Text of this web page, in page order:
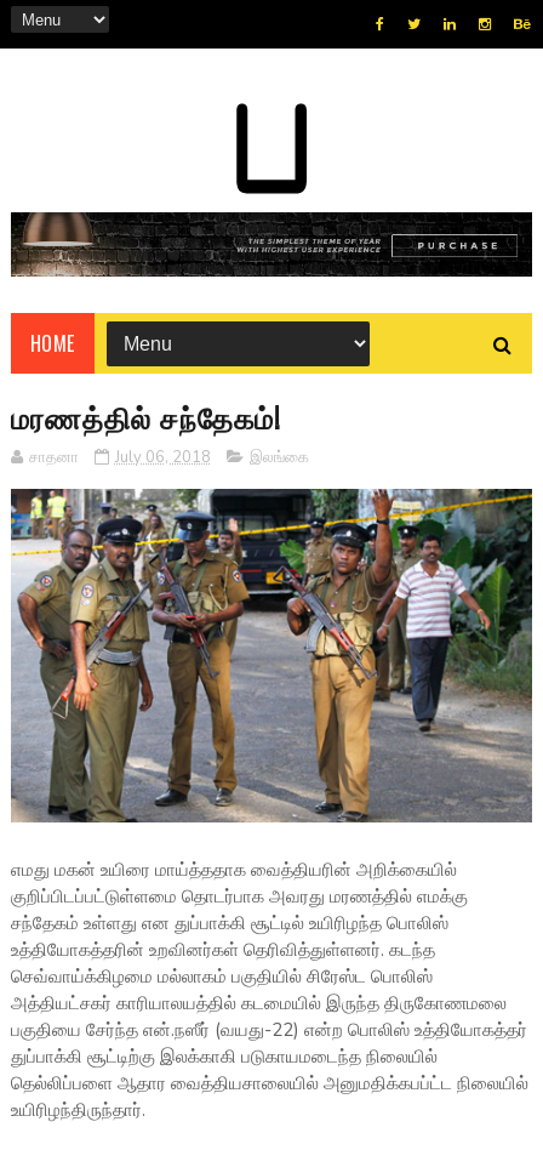
HOME
மரணத்தில் சந்தேகம்!
சாதனா July 06, 2018 இலங்கை
எமது மகன் உயிரை மாய்த்ததாக வைத்தியரின் அறிக்கையில்
குறிப்பிடப்பட்டுள்ளமை தொடர்பாக அவரது மரணத்தில் எமக்கு
சந்தேகம் உள்ளது என துப்பாக்கி சூட்டில் உயிரிழந்த பொலிஸ்
உத்தியோகத்தரின் உறவினர்கள் தெரிவித்துள்ளனர். கடந்த
செவ்வாய்க்கிழமை மல்லாகம் பகுதியில் சிரேஸ்ட பொலிஸ்
அத்தியட்சகர் காரியாலயத்தில் கடமையில் இருந்த திருகோணமலை
பகுதியை சேர்ந்த என்.நஸீர் (வயது-22) என்ற பொலிஸ் உத்தியோகத்தர்
துப்பாக்கி சூட்டிற்கு இலக்காகி படுகாயமடைந்த நிலையில்
தெல்லிப்பளை ஆதார வைத்தியசாலையில் அனுமதிக்கபப்ட்ட நிலையில்
உயிரிழந்திருந்தார்.